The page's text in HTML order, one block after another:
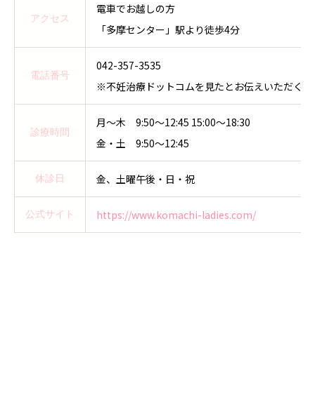
アクセス
電車でお越しの方
「多摩センター」駅より徒歩4分
電話番号
042-357-3535
※不妊治療ドットコムを見たとお伝えいただくと
診療時間
月〜木 9:50〜12:45 15:00〜18:30
金・土 9:50〜12:45
休診日 金、土曜午後・日・祝
公式サイト https://www.komachi-ladies.com/